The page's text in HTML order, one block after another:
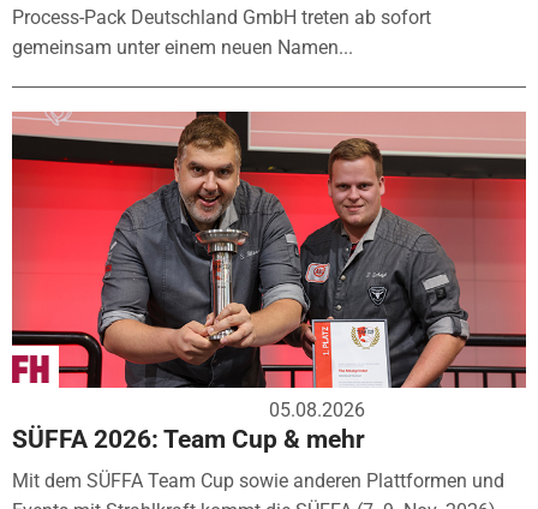
Process-Pack Deutschland GmbH treten ab sofort
gemeinsam unter einem neuen Namen...
05.08.2026
SÜFFA 2026: Team Cup & mehr
Mit dem SÜFFA Team Cup sowie anderen Plattformen und